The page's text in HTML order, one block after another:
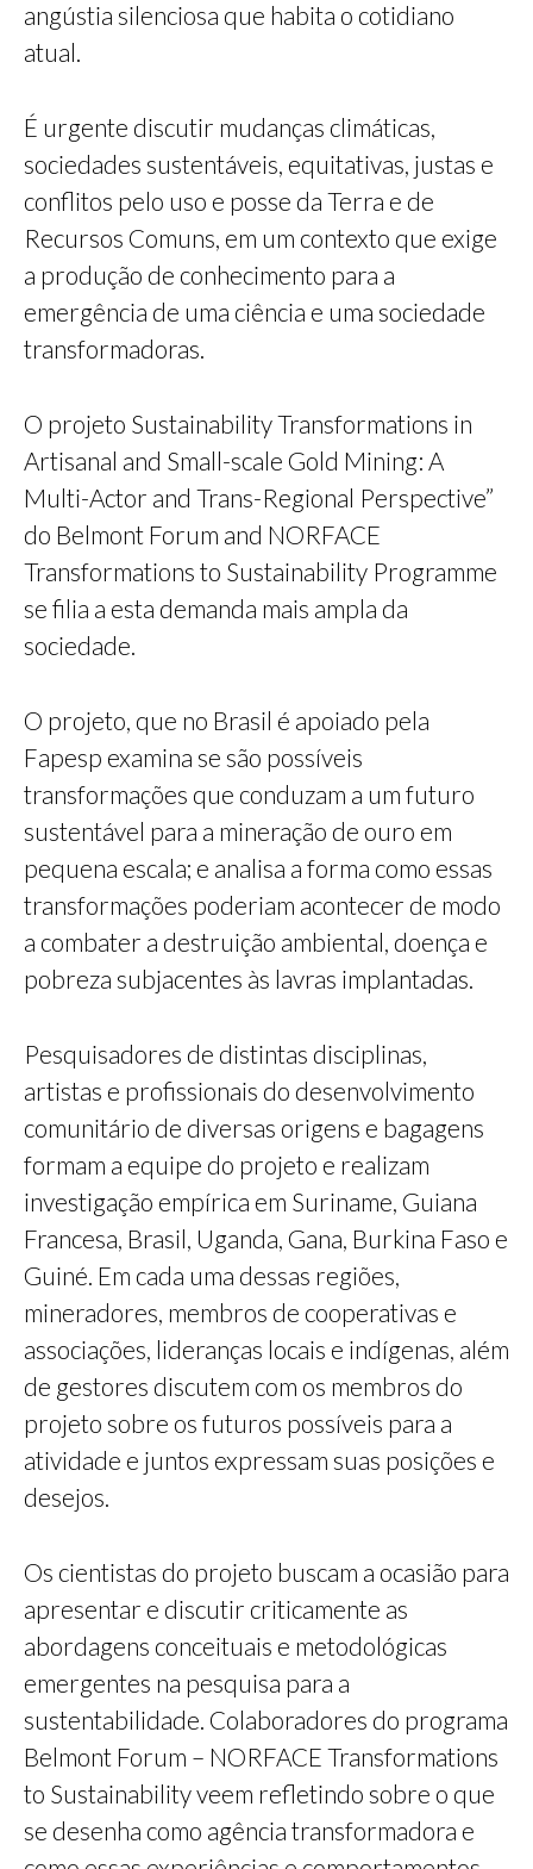
angústia silenciosa que habita o cotidiano
atual.
É urgente discutir mudanças climáticas,
sociedades sustentáveis, equitativas, justas e
conflitos pelo uso e posse da Terra e de
Recursos Comuns, em um contexto que exige
a produção de conhecimento para a
emergência de uma ciência e uma sociedade
transformadoras.
O projeto Sustainability Transformations in
Artisanal and Small-scale Gold Mining: A
Multi-Actor and Trans-Regional Perspective”
do Belmont Forum and NORFACE
Transformations to Sustainability Programme
se filia a esta demanda mais ampla da
sociedade.
O projeto, que no Brasil é apoiado pela
Fapesp examina se são possíveis
transformações que conduzam a um futuro
sustentável para a mineração de ouro em
pequena escala; e analisa a forma como essas
transformações poderiam acontecer de modo
a combater a destruição ambiental, doença e
pobreza subjacentes às lavras implantadas.
Pesquisadores de distintas disciplinas,
artistas e profissionais do desenvolvimento
comunitário de diversas origens e bagagens
formam a equipe do projeto e realizam
investigação empírica em Suriname, Guiana
Francesa, Brasil, Uganda, Gana, Burkina Faso e
Guiné. Em cada uma dessas regiões,
mineradores, membros de cooperativas e
associações, lideranças locais e indígenas, além
de gestores discutem com os membros do
projeto sobre os futuros possíveis para a
atividade e juntos expressam suas posições e
desejos.
Os cientistas do projeto buscam a ocasião para
apresentar e discutir criticamente as
abordagens conceituais e metodológicas
emergentes na pesquisa para a
sustentabilidade. Colaboradores do programa
Belmont Forum – NORFACE Transformations
to Sustainability veem refletindo sobre o que
se desenha como agência transformadora e